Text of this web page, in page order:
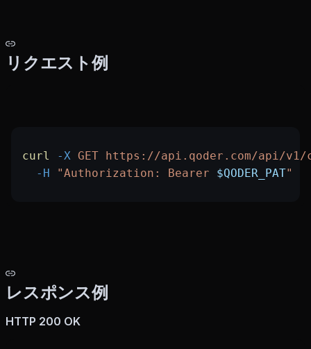
リクエスト例
curl -X GET https://api.qoder.com/api/v1/
  -H
"Authorization: Bearer $QODER_PAT"
レスポンス例
HTTP 200 OK